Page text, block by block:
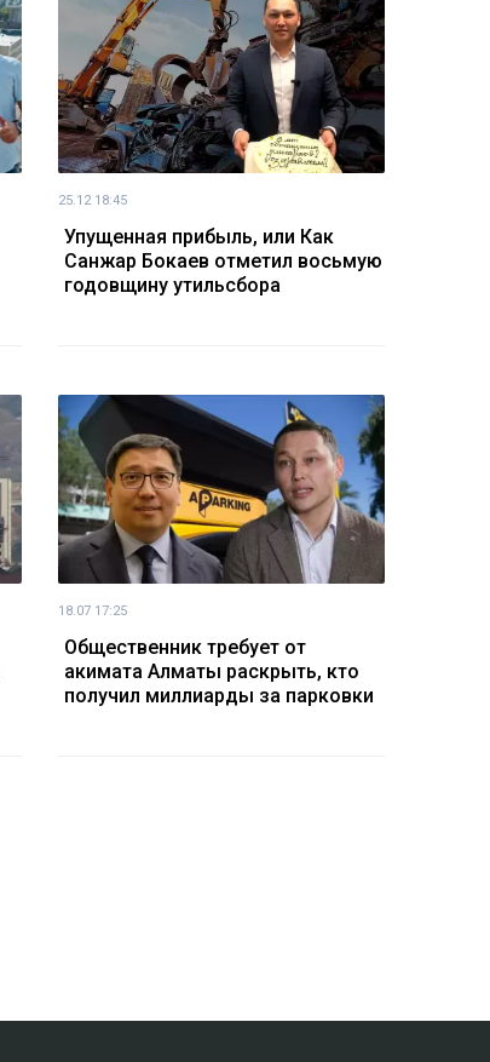
25.12 18:45
Упущенная прибыль, или Как
Санжар Бокаев отметил восьмую
годовщину утильсбора
18.07 17:25
Общественник требует от
акимата Алматы раскрыть, кто
получил миллиарды за парковки